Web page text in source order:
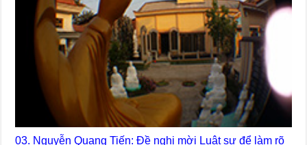
03. Nguyễn Quang Tiến: Đề nghị mời Luật sư để làm rõ